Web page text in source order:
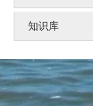
知识库